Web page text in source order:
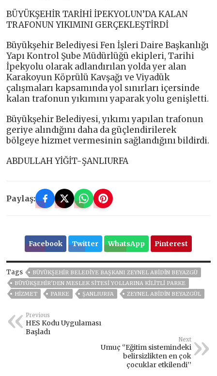
BÜYÜKŞEHİR TARİHİ İPEKYOLUN’DA KALAN
TRAFONUN YIKIMINI GERÇEKLEŞTİRDİ
Büyükşehir Belediyesi Fen İşleri Daire Başkanlığı
Yapı Kontrol Şube Müdürlüğü ekipleri, Tarihi
İpekyolu olarak adlandırılan yolda yer alan
Karakoyun Köprülü Kavşağı ve Viyadük
çalışmaları kapsamında yol sınırları içersinde
kalan trafonun yıkımını yaparak yolu genişletti.
Büyükşehir Belediyesi, yıkımı yapılan trafonun
geriye alındığını daha da güçlendirilerek
bölgeye hizmet vermesinin sağlandığını bildirdi.
ABDULLAH YİĞİT-ŞANLIURFA
Paylaş:
Facebook Twitter WhatsApp Pinterest
Tags
BÜYÜKŞEHIR BELEDIYE BAŞKANI ZEYNEL ABIDIN BEYAZGÜ
BÜYÜKŞEHİR'DEN MESLEK SİTESİ YOLLARINA KİLİTLİ PARKE
HİZMET
PARKE ŞANLIURFA ZEYNEL ABİDİN BEYAZGÜL
Previous
HES Kodu Uygulaması
Başladı
Next
Umuç ‘’Eğitim sistemindeki
belirsizlikten en çok
çocuklar etkilendi’’